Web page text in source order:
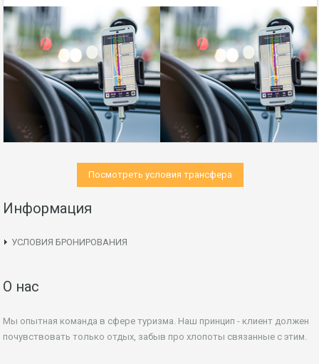
Посмотреть условия трансфера
Информация
УСЛОВИЯ БРОНИРОВАНИЯ
О нас
Мы опытная команда в сфере туризма. Наш принцип - клиент должен
почувствовать только отдых, забыв про хлопоты связанные с этим.